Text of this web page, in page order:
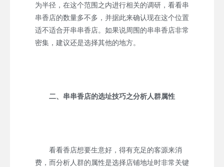
为半径，在这个范围之内进行相关的调研，看看串
串香店的数量多不多，并据此来确认现在这个位置
适不适合开串串香店。如果说周围的串串香店非常
密集，建议还是选择其他的地方。
二、串串香店的选址技巧之分析人群属性
看看香店想要生意好，得有充足的客源来消
费，而分析人群的属性是选择店铺地址时非常关键